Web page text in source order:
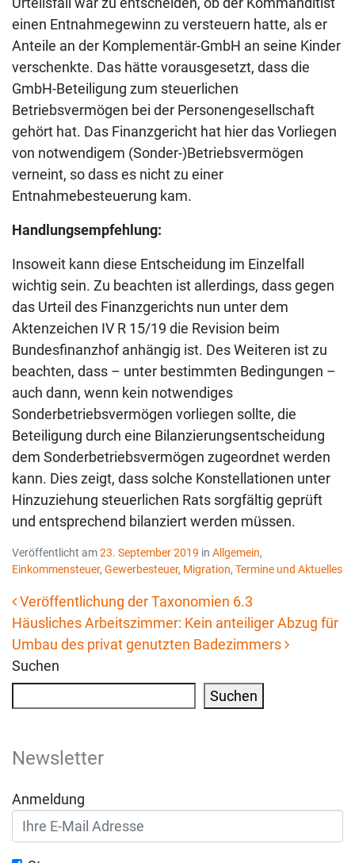
einen Entnahmegewinn zu versteuern hatte, als er
Anteile an der Komplementär-GmbH an seine Kinder
verschenkte. Das hätte vorausgesetzt, dass die
GmbH-Beteiligung zum steuerlichen
Betriebsvermögen bei der Personengesellschaft
gehört hat. Das Finanzgericht hat hier das Vorliegen
von notwendigem (Sonder-)Betriebsvermögen
verneint, so dass es nicht zu einer
Entnahmebesteuerung kam.
Handlungsempfehlung:
Insoweit kann diese Entscheidung im Einzelfall
wichtig sein. Zu beachten ist allerdings, dass gegen
das Urteil des Finanzgerichts nun unter dem
Aktenzeichen IV R 15/19 die Revision beim
Bundesfinanzhof anhängig ist. Des Weiteren ist zu
beachten, dass – unter bestimmten Bedingungen –
auch dann, wenn kein notwendiges
Sonderbetriebsvermögen vorliegen sollte, die
Beteiligung durch eine Bilanzierungsentscheidung
dem Sonderbetriebsvermögen zugeordnet werden
kann. Dies zeigt, dass solche Konstellationen unter
Hinzuziehung steuerlichen Rats sorgfältig geprüft
und entsprechend bilanziert werden müssen.
Veröffentlicht am23. September 2019 in Allgemein,
Einkommensteuer, Gewerbesteuer, Migration, Termine und Aktuelles
Beitrags-Navigation
Veröffentlichung der Taxonomien 6.3
Häusliches Arbeitszimmer: Kein anteiliger Abzug für
Umbau des privat genutzten Badezimmers
Suchen
Suchen
Newsletter
Anmeldung